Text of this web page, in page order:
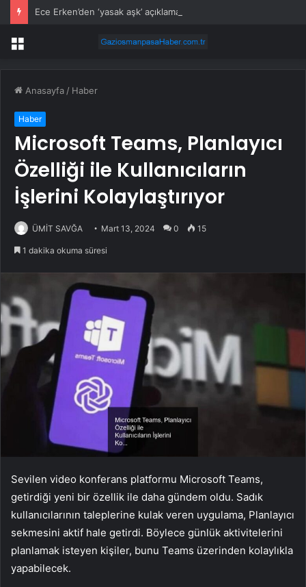
Menü
Anasayfa / Haber
Haber
Microsoft Teams, Planlayıcı
Özelliği ile Kullanıcıların
İşlerini Kolaylaştırıyor
ÜMİT SAVĞA Mart 13, 2024 0 15
1 dakika okuma süresi
Sevilen video konferans platformu Microsoft Teams,
getirdiği yeni bir özellik ile daha gündem oldu. Sadık
kullanıcılarının taleplerine kulak veren uygulama, Planlayıcı
sekmesini aktif hale getirdi. Böylece günlük aktivitelerini
planlamak isteyen kişiler, bunu Teams üzerinden kolaylıkla
yapabilecek.